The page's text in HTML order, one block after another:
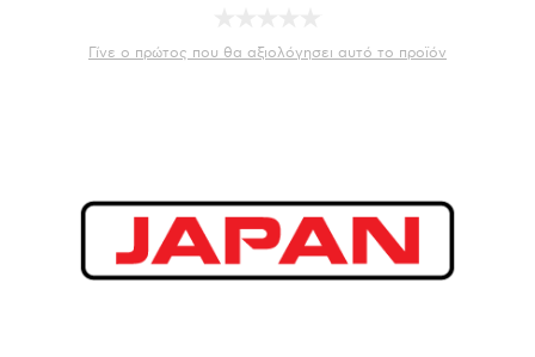
Γίνε ο πρώτος που θα αξιολόγησει αυτό το προϊόν